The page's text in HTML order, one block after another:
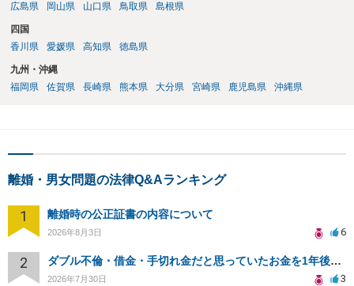
広島県
岡山県 山口県 鳥取県 島根県
四国
香川県
愛媛県 高知県 徳島県
九州・沖縄
福岡県
佐賀県 長崎県 熊本県 大分県 宮崎県 鹿児島県 沖縄県
離婚・男女問題の法律Q&Aランキング
1 離婚時の公正証書の内容について
2026年8月3日 6
2 ダブル不倫・借金・手切れ金だと思っていたお金を1年後いまさら脅迫罪として通知書が来てまとめて請求
2026年7月30日 3